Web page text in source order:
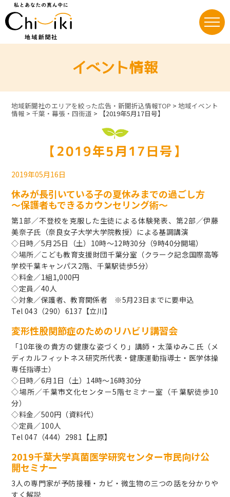
イベント情報
地域新聞社のエリアを絞った広告・新聞折込情報TOP >地域イベント
情報 > 千葉・幕張・四街道 > 【2019年5月17日号】
【2019年5月17日号】
2019年05月16日
休みが長引いている子の夏休みまでの過ごし方
～保護者もできるカウンセリング術～
第1部／不登校を克服した生徒による体験発表、第2部／伊藤
美奈子氏（奈良女子大学大学院教授）による基調講演
◇日時／5月25日（土）10時～12時30分（9時40分開場）
◇場所／こども教育支援財団千葉分室（クラーク記念国際高等
学校千葉キャンパス2階、千葉駅徒歩5分）
◇料金／1組1,000円
◇定員／40人
◇対象／保護者、教育関係者 ※5月23日までに要申込
Tel 043（290）6137【立川】
変形性股関節症のためのリハビリ講習会
「10年後の貴方の健康な姿づくり」講師・太藻ゆみこ氏（メ
ディカルフィットネス研究所代表・健康運動指導士・医学体操
専任指導士）
◇日時／6月1日（土）14時～16時30分
◇場所／千葉市文化センター5階セミナー室（千葉駅徒歩10
分）
◇料金／500円（資料代）
◇定員／100人
Tel 047（444）2981【上原】
2019千葉大学真菌医学研究センター市民向け公
開セミナー
3人の専門家が予防接種・カビ・微生物の三つの話を分かりや
すく解説